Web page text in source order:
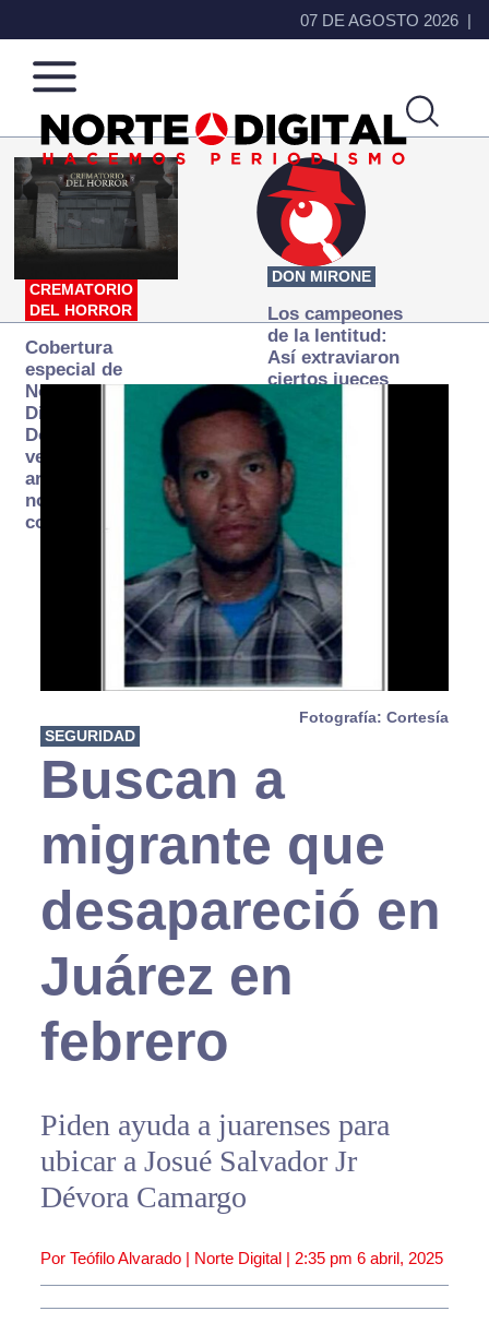
07 DE AGOSTO 2026
Norte
de
Ciudad
Más
que
noticias,
hacemos periodismo
CREMATORIO
DEL HORROR
Cobertura
especial de
Norte
Digital:
Donde la
verdad
arde… pero
no se
consume
DON MIRONE
Los campeones
de la lentitud:
Así extraviaron
ciertos jueces
la justicia
expedita
Fotografía: Cortesía
SEGURIDAD
Buscan a
migrante que
desapareció en
Juárez en
febrero
Piden ayuda a juarenses para
ubicar a Josué Salvador Jr
Dévora Camargo
Por Teófilo Alvarado | Norte Digital | 2:35 pm 6 abril, 2025